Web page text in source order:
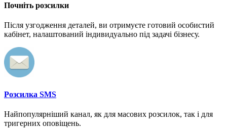
Почніть розсилки
Після узгодження деталей, ви отримуєте готовий особистий
кабінет, налаштований індивидуально під задачі бізнесу.
Розсилка SMS
Найпопулярніший канал, як для масових розсилок, так і для
тригерних оповіщень.